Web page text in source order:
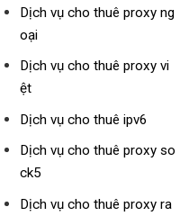
Dịch vụ cho thuê proxy ng
oại
Dịch vụ cho thuê proxy vi
ệt
Dịch vụ cho thuê ipv6
Dịch vụ cho thuê proxy so
ck5
Dịch vụ cho thuê proxy ra